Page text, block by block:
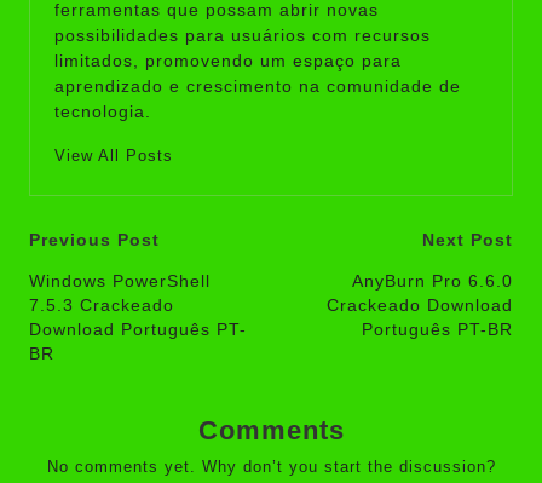
ferramentas que possam abrir novas
possibilidades para usuários com recursos
limitados, promovendo um espaço para
aprendizado e crescimento na comunidade de
tecnologia.
View All Posts
Post
navigation
Previous Post
Windows PowerShell
7.5.3 Crackeado
Download Português PT-
BR
Next Post
AnyBurn Pro 6.6.0
Crackeado Download
Português PT-BR
Comments
No comments yet. Why don’t you start the discussion?